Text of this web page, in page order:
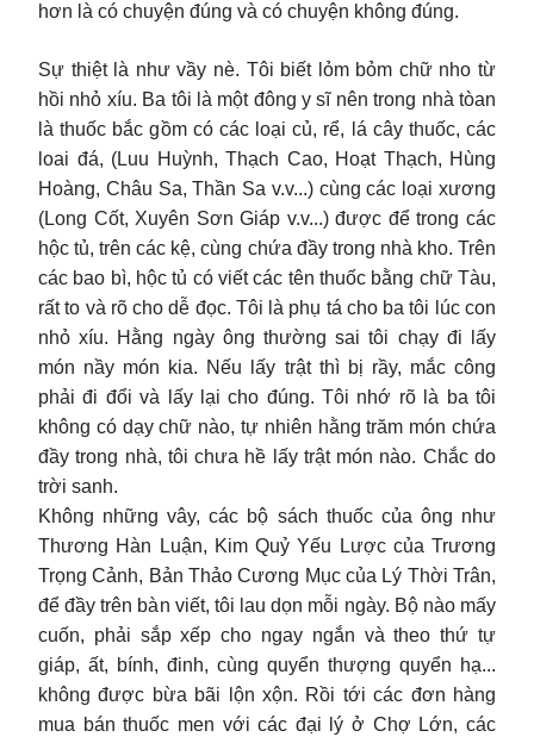
hơn là có chuyện đúng và có chuyện không đúng.
Sự thiệt là như vầy nè. Tôi biết lỏm bỏm chữ nho từ
hồi nhỏ xíu. Ba tôi là một đông y sĩ nên trong nhà tòan
là thuốc bắc gồm có các loại củ, rể, lá cây thuốc, các
loai đá, (Luu Huỳnh, Thạch Cao, Hoạt Thạch, Hùng
Hoàng, Châu Sa, Thần Sa v.v...) cùng các loại xương
(Long Cốt, Xuyên Sơn Giáp v.v...) được để trong các
hộc tủ, trên các kệ, cùng chứa đầy trong nhà kho. Trên
các bao bì, hộc tủ có viết các tên thuốc bằng chữ Tàu,
rất to và rõ cho dễ đọc. Tôi là phụ tá cho ba tôi lúc con
nhỏ xíu. Hằng ngày ông thường sai tôi chạy đi lấy
món nầy món kia. Nếu lấy trật thì bị rầy, mắc công
phải đi đổi và lấy lại cho đúng. Tôi nhớ rõ là ba tôi
không có dạy chữ nào, tự nhiên hằng trăm món chứa
đầy trong nhà, tôi chưa hề lấy trật món nào. Chắc do
trời sanh.
Không những vây, các bộ sách thuốc của ông như
Thương Hàn Luận, Kim Quỷ Yếu Lược của Trương
Trọng Cảnh, Bản Thảo Cương Mục của Lý Thời Trân,
để đầy trên bàn viết, tôi lau dọn mỗi ngày. Bộ nào mấy
cuốn, phải sắp xếp cho ngay ngắn và theo thứ tự
giáp, ất, bính, đinh, cùng quyển thượng quyển hạ...
không được bừa bãi lộn xộn. Rồi tới các đơn hàng
mua bán thuốc men với các đại lý ở Chợ Lớn, các